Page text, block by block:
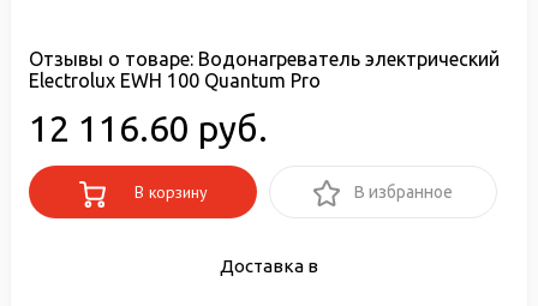
Отзывы о товаре: Водонагреватель электрический
Electrolux EWH 100 Quantum Pro
12 116.60 руб.
В корзину В избранное
Доставка в